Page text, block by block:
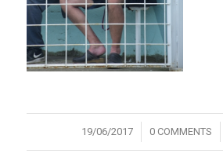
19/06/2017
/ 0 COMMENTS
/